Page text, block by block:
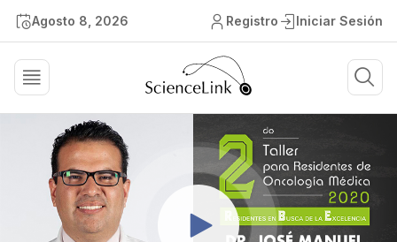
Agosto 8, 2026 Registro Iniciar Sesión